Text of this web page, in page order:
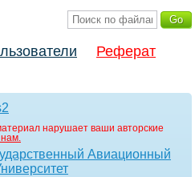
Реферат
нарушает ваши авторские
Авиационный